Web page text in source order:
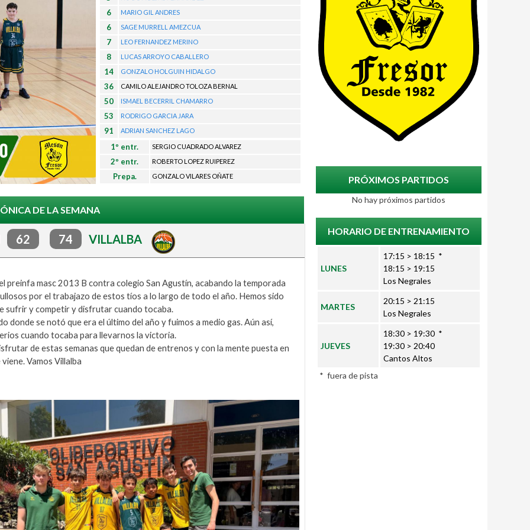
i
c
p
a
6 MARIO GIL ANDRES
6 SAGE MURRELL AMEZCUA
7 LEO FERNANDEZ MERINO
8 LUCAS ARROYO CABALLERO
14 GONZALO HOLGUIN HIDALGO
36 CAMILO ALEJANDRO TOLOZA BERNAL
50 ISMAEL BECERRIL CHAMARRO
53 RODRIGO GARCIA JARA
91 ADRIAN SANCHEZ LAGO
1º entr. SERGIO CUADRADO ALVAREZ
2º entr. ROBERTO LOPEZ RUIPEREZ
Prepa. GONZALO VILARES OÑATE
DE LA SEMANA
62 74 VILLALBA
preinfa masc 2013 B contra colegio San Agustín, acabando la temporada
por el trabajazo de estos tíos a lo largo de todo el año. Hemos sido
sufrir y competir y disfrutar cuando tocaba.
donde se notó que era el último del año y fuimos a medio gas. Aún así,
cuando tocaba para llevarnos la victoria.
de estas semanas que quedan de entrenos y con la mente puesta en
viene. Vamos Villalba
PRÓXIMOS PARTIDOS
No hay próximos partidos
HORARIO DE ENTRENAMIENTO
LUNES
17:15 > 18:15 *
18:15 > 19:15
Los Negrales
MARTES
20:15 > 21:15
Los Negrales
JUEVES
18:30 > 19:30 *
19:30 > 20:40
Cantos Altos
* fuera de pista